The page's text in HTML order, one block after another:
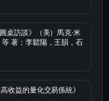
桌訪談》（美）馬克·米
著；李鬆陽，王韻，石
收益的量化交易係統》